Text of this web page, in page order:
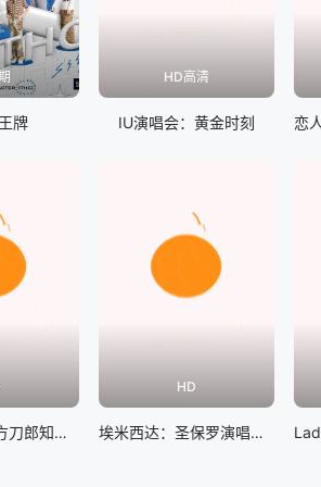
牌
HD高清
IU演唱会：黄金时刻
山歌响起的地方刀郎知交线上演唱会
HD
埃米西达：圣保罗演唱会现场